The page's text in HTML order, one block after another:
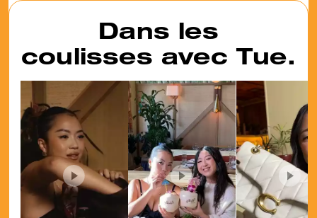
Pillow
Dans les
coulisses avec Tue.